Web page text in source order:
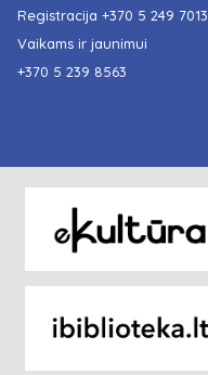
Registracija +370 5 249 7013
Vaikams ir jaunimui
+370 5 239 8563